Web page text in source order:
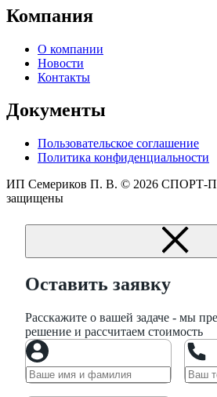
Компания
О компании
Новости
Контакты
Документы
Пользовательское соглашение
Политика конфиденциальности
ИП Семериков П. В. © 2026 СПОРТ-
защищены
Оставить заявку
Расскажите о вашей задаче - мы
решение и рассчитаем стоимость